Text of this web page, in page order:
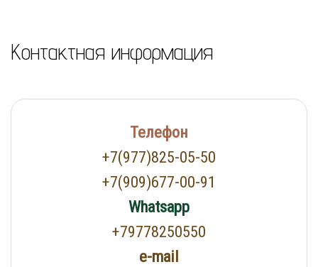
Контактная информация
Телефон
+7(977)825-05-50
+7(909)677-00-91
Whatsapp
+79778250550
e-mail